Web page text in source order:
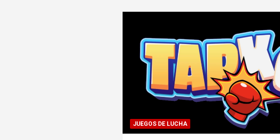
JUEGOS DE LUCHA